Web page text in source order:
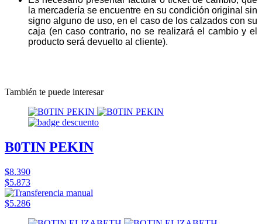
la mercadería se encuentre en su condición original sin
signo alguno de uso, en el caso de los calzados con su
caja (en caso contrario, no se realizará el cambio y el
producto será devuelto al cliente).
También te puede interesar
B0TIN PEKIN
$8.390
$5.873
$5.286